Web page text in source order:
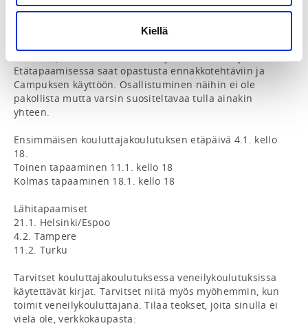
Kiellä
keskustelemaan sinua mietityttävistä asioista.
Etätapaamisessa saat opastusta ennakkotehtäviin ja
Campuksen käyttöön. Osallistuminen näihin ei ole
pakollista mutta varsin suositeltavaa tulla ainakin
yhteen.
Ensimmäisen kouluttajakoulutuksen etäpäivä 4.1. kello
18.
Toinen tapaaminen 11.1. kello 18
Kolmas tapaaminen 18.1. kello 18
Lähitapaamiset
21.1. Helsinki/Espoo
4.2. Tampere
11.2. Turku
Tarvitset kouluttajakoulutuksessa veneilykoulutuksissa
käytettävät kirjat. Tarvitset niitä myös myöhemmin, kun
toimit veneilykouluttajana. Tilaa teokset, joita sinulla ei
vielä ole, verkkokaupasta: